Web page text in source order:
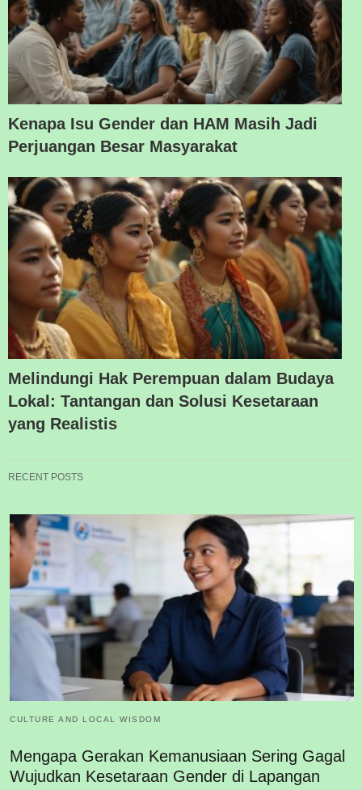
Kenapa Isu Gender dan HAM Masih Jadi
Perjuangan Besar Masyarakat
Melindungi Hak Perempuan dalam Budaya
Lokal: Tantangan dan Solusi Kesetaraan
yang Realistis
RECENT POSTS
CULTURE AND LOCAL WISDOM
Mengapa Gerakan Kemanusiaan Sering Gagal
Wujudkan Kesetaraan Gender di Lapangan